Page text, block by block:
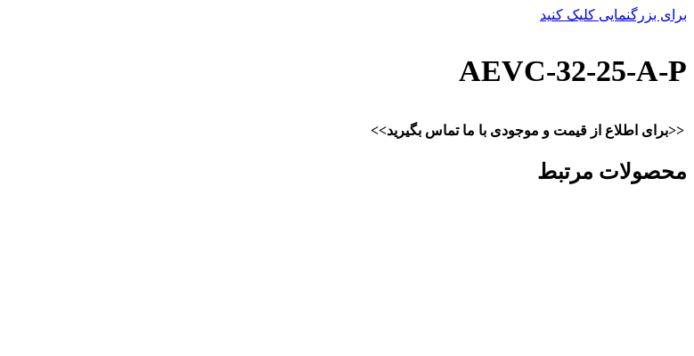
برای بزرگنمایی کلیک کنید
AEVC-32-25-A-P
<<برای اطلاع از قیمت و موجودی با ما تماس بگیرید>>
محصولات مرتبط